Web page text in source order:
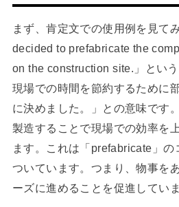
まず、肯定文での使用例を見て
decided to prefabricate the
on the construction site.」とい
現場での時間を節約するために
に決めました。」との意味です
製造することで現場での効率を
ます。これは「prefabricate」
ついています。つまり、物事を
ーズに進めることを促進していま